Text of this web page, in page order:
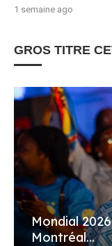
1 semaine ago
GROS TITRE
Mondial
Montréal...